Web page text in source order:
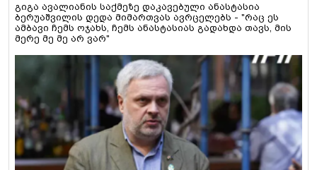
გიგა ავალიანის საქმეზე დაკავებული ანასტასია
ბერუაშვილის დედა მიმართვას ავრცელებს - "რაც ეს
ამბავი ჩემს ოჯახს, ჩემს ანასტასიას გადახდა თავს, მის
მერე მე მე არ ვარ"